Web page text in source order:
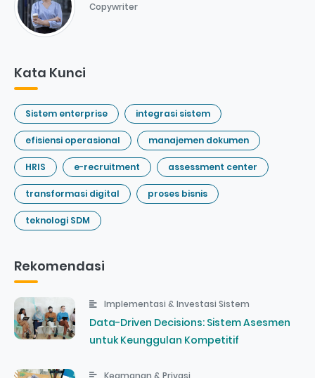
Copywriter
Kata Kunci
Sistem enterprise integrasi sistem
efisiensi operasional manajemen dokumen
HRIS e-recruitment assessment center
transformasi digital proses bisnis
teknologi SDM
Rekomendasi
Implementasi & Investasi Sistem
Data-Driven Decisions: Sistem Asesmen
untuk Keunggulan Kompetitif
Keamanan & Privasi